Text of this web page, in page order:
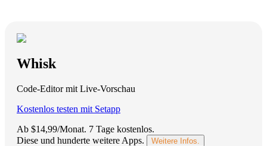
Whisk
Code-Editor mit Live-Vorschau
Kostenlos testen mit Setapp
Ab $14,99/Monat. 7 Tage kostenlos.
Diese und hunderte weitere Apps.
Weitere Infos.